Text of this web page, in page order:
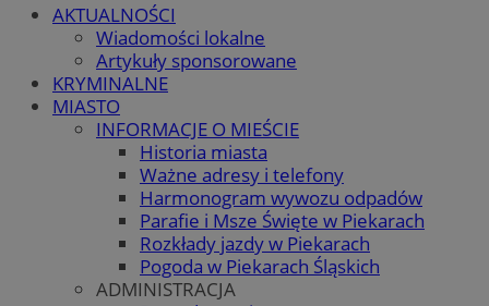
AKTUALNOŚCI
Wiadomości lokalne
Artykuły sponsorowane
KRYMINALNE
MIASTO
INFORMACJE O MIEŚCIE
Historia miasta
Ważne adresy i telefony
Harmonogram wywozu odpadów
Parafie i Msze Święte w Piekarach
Rozkłady jazdy w Piekarach
Pogoda w Piekarach Śląskich
ADMINISTRACJA